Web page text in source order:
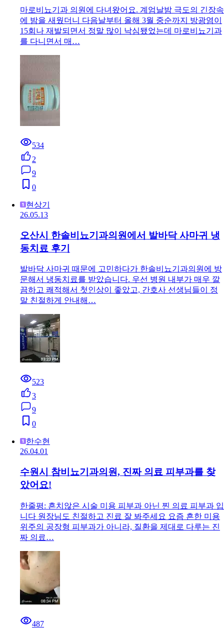
마로비뇨기과 의원에 다녀왔어요. 계엄날밤 극도의 긴장속
에 밤을 새웠더니 다음날부터 올해 3월 중순까지 방광염이
15회나 재발되면서 정말 많이 낙심됐었는데 마로비뇨기과
를 다니면서 매…
534
2
9
0
현상기
26.05.13
오산시 한솔비뇨기과의원에서 발바닥 사마귀 냉
동치료 후기
발바닥 사마귀 때문에 고민하다가 한솔비뇨기과의원에 방
문해서 냉동치료를 받았습니다. 우선 병원 내부가 매우 깔
끔하고 쾌적해서 첫인상이 좋았고, 간호사 선생님들이 정
말 친절하게 안내해…
523
3
9
0
한수현
26.04.01
수원시 참비뇨기과의원, 진짜 의료 피부과를 찾
았어요!
한줄평: 흔치않은 시술 미용 피부과 아닌 찐 의료 피부과 입
니다 원장님도 친절하고 진료 잘 봐주세요 요즘 흔한 미용
위주의 공장형 피부과가 아니라, 질환을 제대로 다루는 진
짜 의료…
487